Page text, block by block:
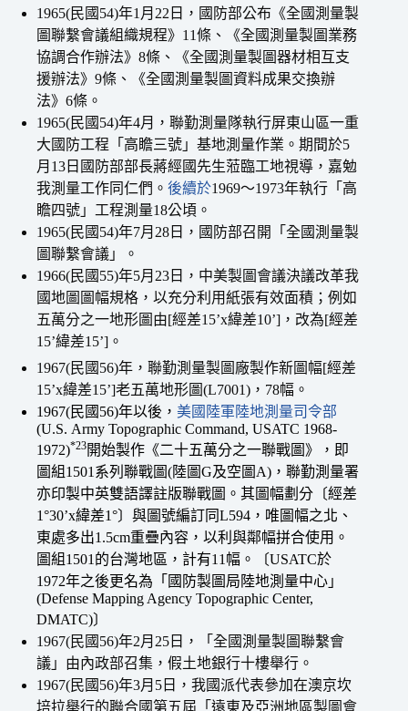
1965(民國54)年1月22日，國防部公布《全國測量製
圖聯繫會議組織規程》11條、《全國測量製圖業務
協調合作辦法》8條、《全國測量製圖器材相互支
援辦法》9條、《全國測量製圖資料成果交換辦
法》6條。
1965(民國54)年4月，聯勤測量隊執行屏東山區一重
大國防工程「高瞻三號」基地測量作業。期間於5
月13日國防部部長蔣經國先生蒞臨工地視導，嘉勉
我測量工作同仁們。 後續於1969〜1973年執行「高
瞻四號」工程測量18公頃。
1965(民國54)年7月28日，國防部召開「全國測量製
圖聯繫會議」。
1966(民國55)年5月23日，中美製圖會議決議改革我
國地圖圖幅規格，以充分利用紙張有效面積；例如
五萬分之一地形圖由[經差15’x緯差10’]，改為[經差
15’緯差15’]。
1967(民國56)年，聯勤測量製圖廠製作新圖幅[經差
15’x緯差15’]老五萬地形圖(L7001)，78幅。
1967(民國56)年以後， 美國陸軍陸地測量司令部
(U.S. Army Topographic Command, USATC 1968-
1972)*23開始製作《二十五萬分之一聯戰圖》，即
圖組1501系列聯戰圖(陸圖G及空圖A)，聯勤測量署
亦印製中英雙語譯註版聯戰圖。其圖幅劃分〔經差
1°30’x緯差1°〕與圖號編訂同L594，唯圖幅之北、
東處多出1.5cm重疊內容，以利與鄰幅拼合使用。
圖組1501的台灣地區，計有11幅。〔USATC於
1972年之後更名為「國防製圖局陸地測量中心」
(Defense Mapping Agency Topographic Center,
DMATC)〕
1967(民國56)年2月25日，「全國測量製圖聯繫會
議」由內政部召集，假土地銀行十樓舉行。
1967(民國56)年3月5日，我國派代表參加在澳京坎
培拉舉行的聯合國第五屆「遠東及亞洲地區製圖會